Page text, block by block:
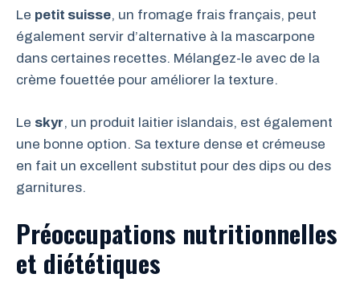
Le petit suisse, un fromage frais français, peut
également servir d’alternative à la mascarpone
dans certaines recettes. Mélangez-le avec de la
crème fouettée pour améliorer la texture.
Le skyr, un produit laitier islandais, est également
une bonne option. Sa texture dense et crémeuse
en fait un excellent substitut pour des dips ou des
garnitures.
Préoccupations nutritionnelles
et diététiques